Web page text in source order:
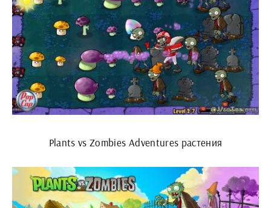
Plants vs Zombies Adventures растения